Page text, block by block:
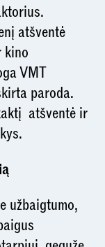
atšventė
kino
VMT
paroda.
atšventė ir
užbaigtumo,